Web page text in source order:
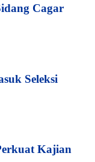
Cagar
Seleksi
Kajian